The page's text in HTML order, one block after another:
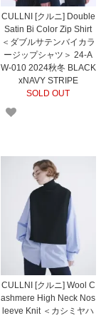
CULLNI [クルニ] Double
Satin Bi Color Zip Shirt
＜ダブルサテンバイカラ
ージップシャツ＞ 24-A
W-010 2024秋冬 BLACK
xNAVY STRIPE
SOLD OUT
CULLNI [クルニ] Wool C
ashmere High Neck Nos
leeve Knit ＜カシミヤハ